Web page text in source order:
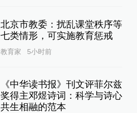
北京市教委：扰乱课堂秩序等
七类情形，可实施教育惩戒
教育家 5小时前
《中华读书报》刊文评菲尔兹
奖得主邓煜诗词：科学与诗心
共生相融的范本